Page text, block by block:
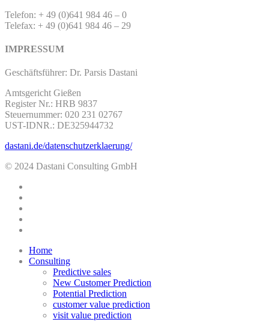
Telefon: + 49 (0)641 984 46 – 0
Telefax: + 49 (0)641 984 46 – 29
IMPRESSUM
Geschäftsführer: Dr. Parsis Dastani
Amtsgericht Gießen
Register Nr.: HRB 9837
Steuernummer: 020 231 02767
UST-IDNR.: DE325944732
dastani.de/datenschutzerklaerung/
© 2024 Dastani Consulting GmbH
Close
Menu
Home
Consulting
Predictive sales
New Customer Prediction
Potential Prediction
customer value prediction
visit value prediction